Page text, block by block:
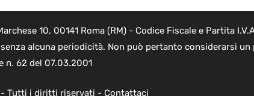
10, 00141 Roma (RM) - Codice Fiscale e Partita
alcuna periodicità. Non può pertanto considerarsi
n. 62 del 07.03.2001
Tutti i diritti riservati - Contattaci